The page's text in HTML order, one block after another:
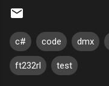
c# code dmx
ft232rl test